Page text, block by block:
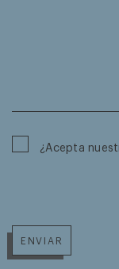
¿Acepta
ENVIAR